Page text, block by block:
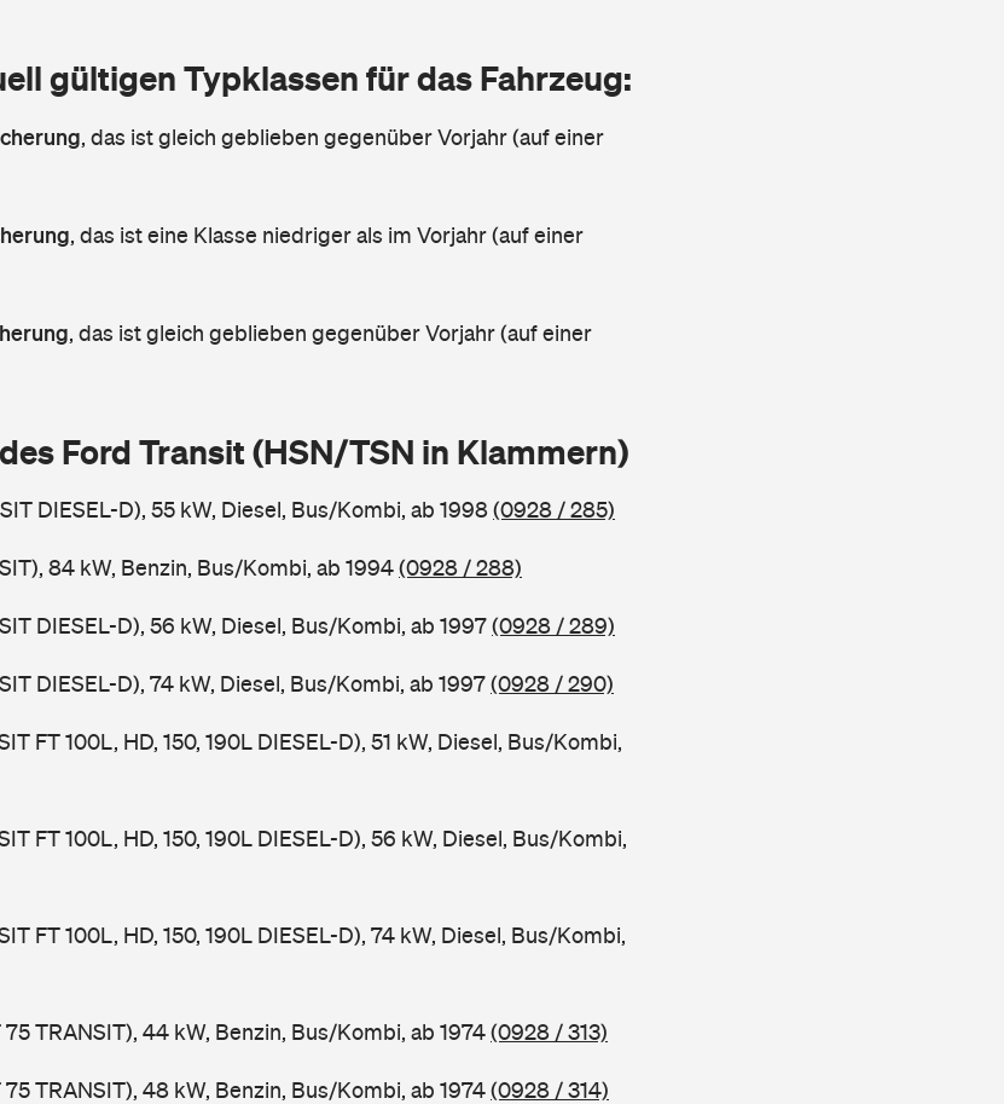
gültigen Typklassen für das Fahrzeug:
, das ist gleich geblieben gegenüber Vorjahr (auf einer
, das ist eine Klasse niedriger als im Vorjahr (auf einer
, das ist gleich geblieben gegenüber Vorjahr (auf einer
Ford Transit (HSN/TSN in Klammern)
DIESEL-D), 55 kW, Diesel, Bus/Kombi, ab 1998(0928 / 285)
84 kW, Benzin, Bus/Kombi, ab 1994(0928 / 288)
DIESEL-D), 56 kW, Diesel, Bus/Kombi, ab 1997(0928 / 289)
DIESEL-D), 74 kW, Diesel, Bus/Kombi, ab 1997(0928 / 290)
FT 100L, HD, 150, 190L DIESEL-D), 51 kW, Diesel, Bus/Kombi,
FT 100L, HD, 150, 190L DIESEL-D), 56 kW, Diesel, Bus/Kombi,
FT 100L, HD, 150, 190L DIESEL-D), 74 kW, Diesel, Bus/Kombi,
75 TRANSIT), 44 kW, Benzin, Bus/Kombi, ab 1974(0928 / 313)
75 TRANSIT), 48 kW, Benzin, Bus/Kombi, ab 1974(0928 / 314)